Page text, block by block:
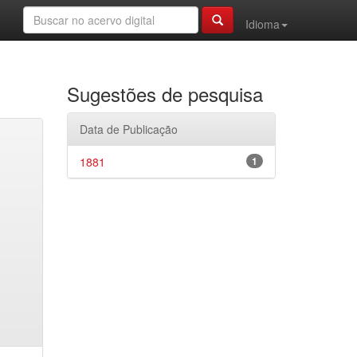
Idioma
Sugestões de pesquisa
Data de Publicação
1
1881